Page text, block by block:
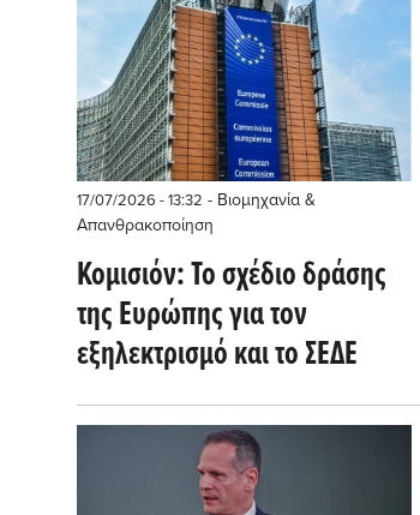
17/07/2026 - 13:32 - Βιομηχανία &
Απανθρακοποίηση
Κομισιόν: Το σχέδιο δράσης
της Ευρώπης για τον
εξηλεκτρισμό και το ΣΕΔΕ